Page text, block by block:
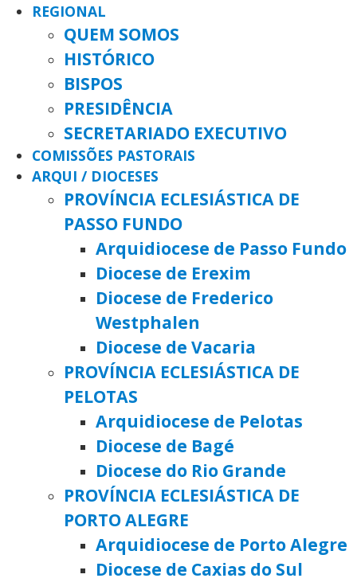
REGIONAL
QUEM SOMOS
HISTÓRICO
BISPOS
PRESIDÊNCIA
SECRETARIADO EXECUTIVO
COMISSÕES PASTORAIS
ARQUI / DIOCESES
PROVÍNCIA ECLESIÁSTICA DE
PASSO FUNDO
Arquidiocese de Passo Fundo
Diocese de Erexim
Diocese de Frederico
Westphalen
Diocese de Vacaria
PROVÍNCIA ECLESIÁSTICA DE
PELOTAS
Arquidiocese de Pelotas
Diocese de Bagé
Diocese do Rio Grande
PROVÍNCIA ECLESIÁSTICA DE
PORTO ALEGRE
Arquidiocese de Porto Alegre
Diocese de Caxias do Sul